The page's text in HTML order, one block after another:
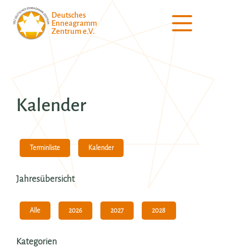
Deutsches
Enneagramm
Zentrum e.V.
Kalender
Terminliste Kalender
Jahresübersicht
Alle 2026 2027 2028
Kategorien